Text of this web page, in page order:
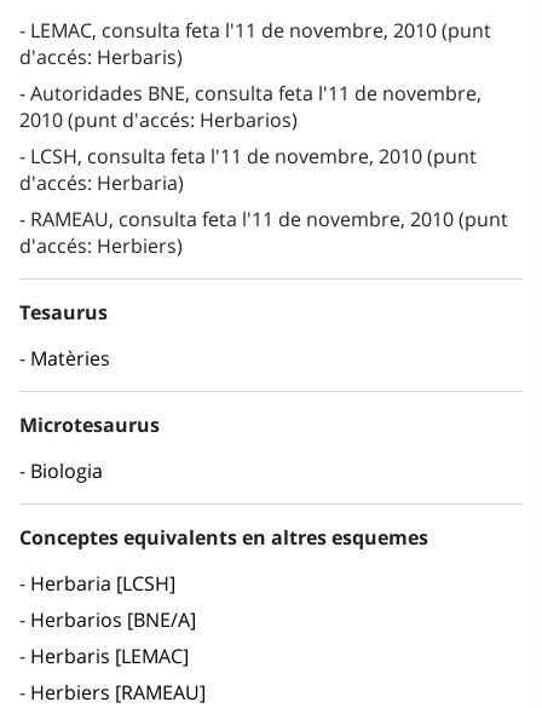
LEMAC, consulta feta l'11 de novembre, 2010 (punt
d'accés: Herbaris)
Autoridades BNE, consulta feta l'11 de novembre,
2010 (punt d'accés: Herbarios)
LCSH, consulta feta l'11 de novembre, 2010 (punt
d'accés: Herbaria)
RAMEAU, consulta feta l'11 de novembre, 2010 (punt
d'accés: Herbiers)
Tesaurus
Matèries
Microtesaurus
Biologia
Conceptes equivalents en altres esquemes
Herbaria [LCSH]
Herbarios [BNE/A]
Herbaris [LEMAC]
Herbiers [RAMEAU]